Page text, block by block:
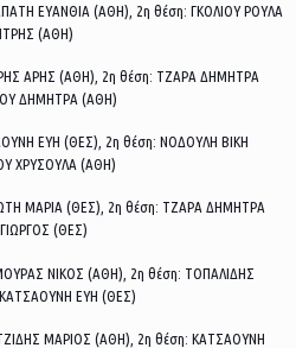
ΕΥΑΝΘΙΑ (ΑΘΗ), 2η θέση: ΓΚΟΛΙΟΥ ΡΟΥΛΑ
(ΑΘΗ)
ΑΡΗΣ (ΑΘΗ), 2η θέση: ΤΖΑΡΑ ΔΗΜΗΤΡΑ
ΔΗΜΗΤΡΑ (ΑΘΗ)
ΕΥΗ (ΘΕΣ), 2η θέση: ΝΟΔΟΥΛΗ ΒΙΚΗ
ΧΡΥΣΟΥΛΑ (ΑΘΗ)
ΜΑΡΙΑ (ΘΕΣ), 2η θέση: ΤΖΑΡΑ ΔΗΜΗΤΡΑ
(ΘΕΣ)
ΝΙΚΟΣ (ΑΘΗ), 2η θέση: ΤΟΠΑΛΙΔΗΣ
ΕΥΗ (ΘΕΣ)
ΜΑΡΙΟΣ (ΑΘΗ), 2η θέση: ΚΑΤΣΑΟΥΝΗ